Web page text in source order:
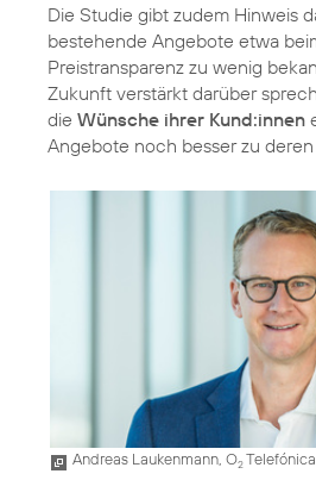
Die Studie gibt zudem Hinweis
bestehende Angebote etwa
Preistransparenz zu wenig
Zukunft verstärkt darüber
die Wünsche ihrer Kund:innen
Angebote noch besser zu
Andreas Laukenmann, O2Telefónica